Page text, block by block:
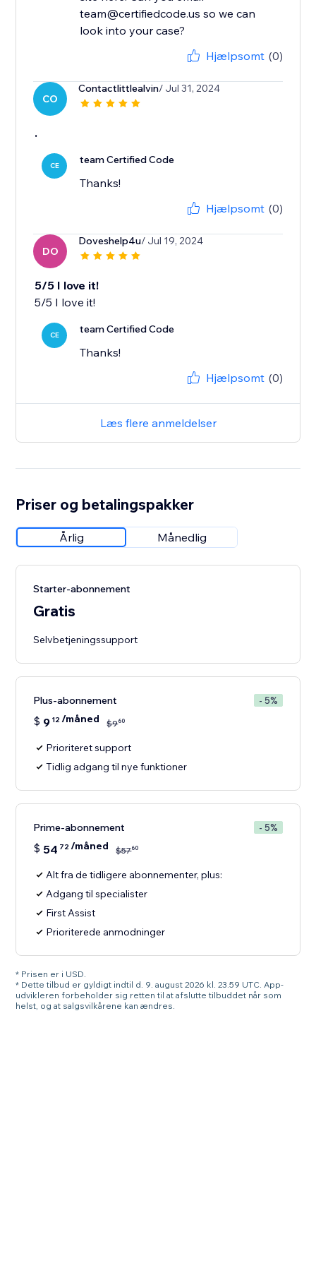
team@certifiedcode.us so we can
look into your case?
Hjælpsomt (0)
CO
Contactlittlealvin/ Jul 31, 2024
.
CE team Certified Code
Thanks!
Hjælpsomt (0)
DO
Doveshelp4u/ Jul 19, 2024
5/5 I love it!
CE team Certified Code
Thanks!
Hjælpsomt (0)
Læs flere anmeldelser
Priser og betalingspakker
Årlig Månedlig
Starter-abonnement
Gratis
Selvbetjeningssupport
Plus-abonnement - 5%
$ 9 12/måned $960
Prioriteret support
Tidlig adgang til nye funktioner
Prime-abonnement - 5%
$ 54 72/måned $5760
Alt fra de tidligere abonnementer, plus:
Adgang til specialister
First Assist
Prioriterede anmodninger
* Prisen er i USD.
* Dette tilbud er gyldigt indtil d. 9. august 2026 kl. 23.59 UTC. App-
udvikleren forbeholder sig retten til at afslutte tilbuddet når som
helst, og at salgsvilkårene kan ændres.